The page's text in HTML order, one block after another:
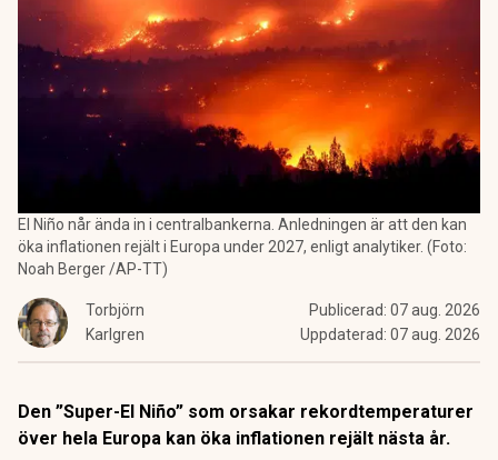
El Niño når ända in i centralbankerna. Anledningen är att den kan
öka inflationen rejält i Europa under 2027, enligt analytiker. (Foto:
Noah Berger /AP-TT)
Torbjörn
Karlgren
Publicerad: 07 aug. 2026
Uppdaterad: 07 aug. 2026
Den ”Super-El Niño” som orsakar rekordtemperaturer
över hela Europa kan öka inflationen rejält nästa år.